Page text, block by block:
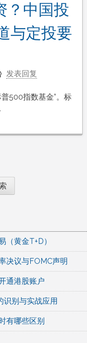
？中国投
与定投要
发表回复
500指数基金”。标
（黄金T+D）
决议与FOMC声明
通港股账户
识别与实战应用
有哪些区别